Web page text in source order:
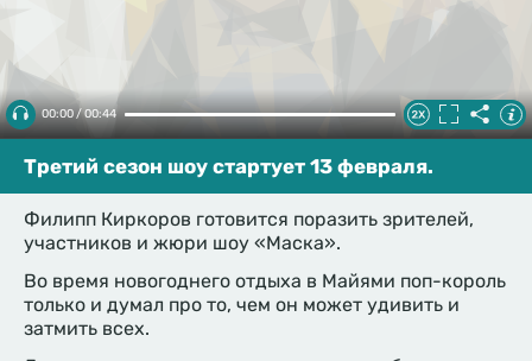
00:00 / 00:44
Третий сезон шоу стартует 13 февраля.
Филипп Киркоров готовится поразить зрителей,
участников и жюри шоу «Маска».
Во время новогоднего отдыха в Майями поп-король
только и думал про то, чем он может удивить и
затмить всех.